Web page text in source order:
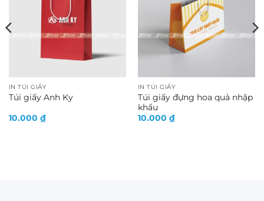
IN TÚI GIẤY
Túi giấy Anh Ky
10.000 ₫
IN TÚI GIẤY
Túi giấy đựng hoa quả nhập
khẩu
10.000 ₫